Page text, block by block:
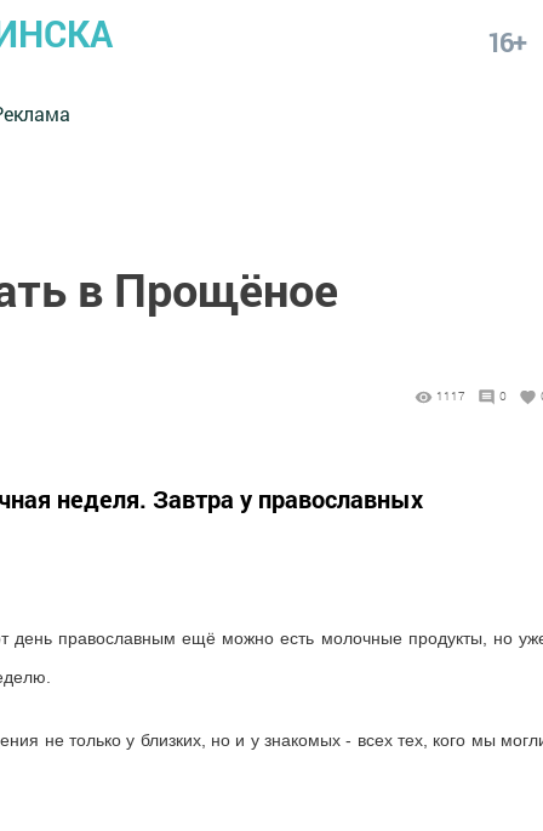
16+
в Прощёное
1117 0
неделя. Завтра у православных
день православным ещё можно есть молочные продукты, но
не только у близких, но и у знакомых - всех тех, кого мы